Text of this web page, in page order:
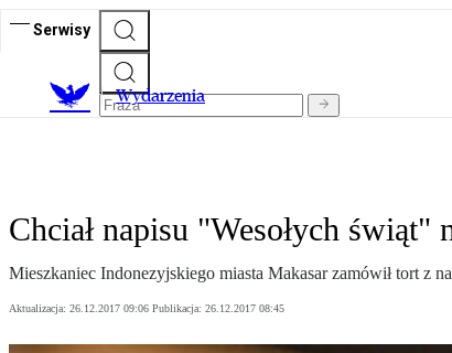
Serwisy
Wydarzenia
Chciał napisu "Wesołych
Mieszkaniec Indonezyjskiego miasta Makasar zamówił tort z
Aktualizacja: 26.12.2017 09:06 Publikacja: 26.12.2017 08:45